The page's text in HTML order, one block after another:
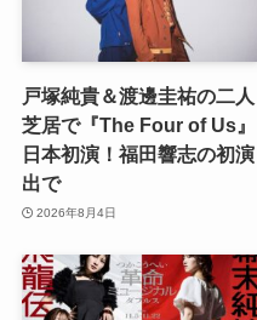
戸塚純貴＆渡邊圭祐の二人
芝居で『The Four of Us』
日本初演！福田響志の初演
出で
2026年8月4日